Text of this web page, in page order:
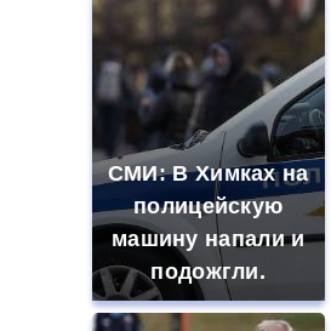
СМИ: В Химках на
полицейскую
машину напали и
подожгли.